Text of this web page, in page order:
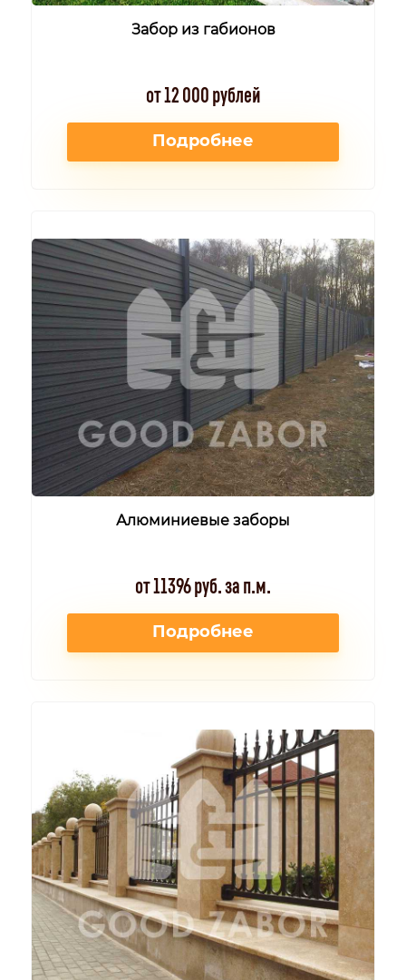
Забор из габионов
от 12 000 рублей
Подробнее
Алюминиевые заборы
от 11396 руб. за п.м.
Подробнее